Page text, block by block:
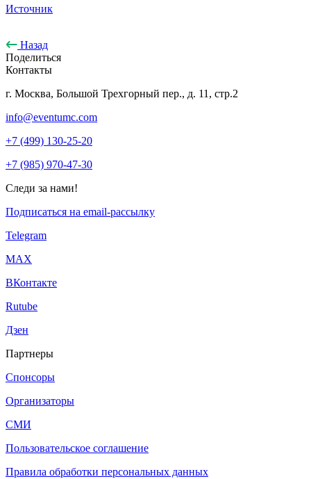
Источник
Назад
Поделиться
Контакты
г. Москва, Большой Трехгорный пер., д. 11, стр.2
info@eventumc.com
+7 (499) 130-25-20
+7 (985) 970-47-30
Следи за нами!
Подписаться на email-рассылку
Telegram
МАХ
ВКонтакте
Rutube
Дзен
Партнеры
Спонсоры
Организаторы
СМИ
Пользовательское соглашение
Правила обработки персональных данных